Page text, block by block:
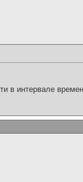
в интервале